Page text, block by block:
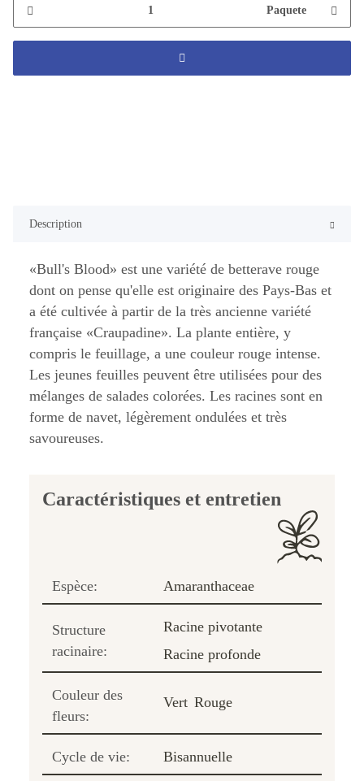
Paquete
Description
«Bull's Blood» est une variété de betterave rouge
dont on pense qu'elle est originaire des Pays-Bas et
a été cultivée à partir de la très ancienne variété
française «Craupadine». La plante entière, y
compris le feuillage, a une couleur rouge intense.
Les jeunes feuilles peuvent être utilisées pour des
mélanges de salades colorées. Les racines sont en
forme de navet, légèrement ondulées et très
savoureuses.
Caractéristiques et entretien
Espèce: Amaranthaceae
Structure
racinaire:
Racine pivotante
Racine profonde
Couleur des
fleurs:
Vert Rouge
Cycle de vie: Bisannuelle